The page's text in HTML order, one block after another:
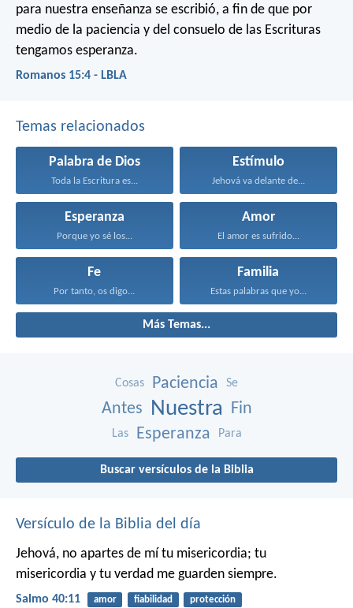
para nuestra enseñanza se escribió, a fin de que por
medio de la paciencia y del consuelo de las Escrituras
tengamos esperanza.
Romanos 15:4 - LBLA
Temas relacionados
Palabra de Dios
Toda la Escritura es...
Estímulo
Jehová va delante de...
Esperanza
Porque yo sé los...
Amor
El amor es sufrido...
Fe
Por tanto, os digo...
Familia
Estas palabras que yo...
Más Temas...
Cosas Paciencia Se
Antes Nuestra Fin
Las Esperanza Para
Buscar versículos de la Biblia
Versículo de la Biblia del día
Jehová, no apartes de mí tu misericordia; tu
misericordia y tu verdad me guarden siempre.
Salmo 40:11 amor fiabilidad protección